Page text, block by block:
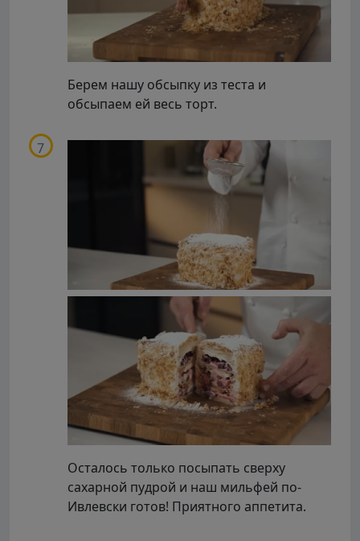
Берем нашу обсыпку из теста и
обсыпаем ей весь торт.
Осталось только посыпать сверху
сахарной пудрой и наш мильфей по-
Ивлевски готов! Приятного аппетита.